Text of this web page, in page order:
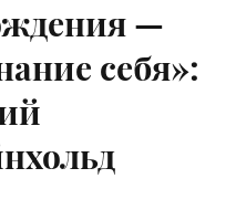
—
себя»: